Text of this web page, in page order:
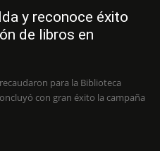
y reconoce éxito
de libros en
para la Biblioteca